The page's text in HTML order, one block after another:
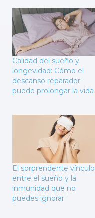
Calidad del sueño y
longevidad: Cómo el
descanso reparador
puede prolongar la vida
El sorprendente vínculo
entre el sueño y la
inmunidad que no
puedes ignorar